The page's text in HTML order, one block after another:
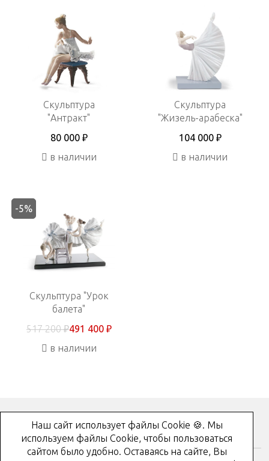
Скульптура
"Антракт"
80 000 ₽
в наличии
Скульптура
"Жизель-арабеска"
104 000 ₽
в наличии
-5%
Скульптура "Урок
балета"
517 200 ₽491 400 ₽
в наличии
Как купить?
Наш сайт использует файлы Cookie 🍪. Мы
используем файлы Cookie, чтобы пользоваться
сайтом было удобно. Оставаясь на сайте, Вы